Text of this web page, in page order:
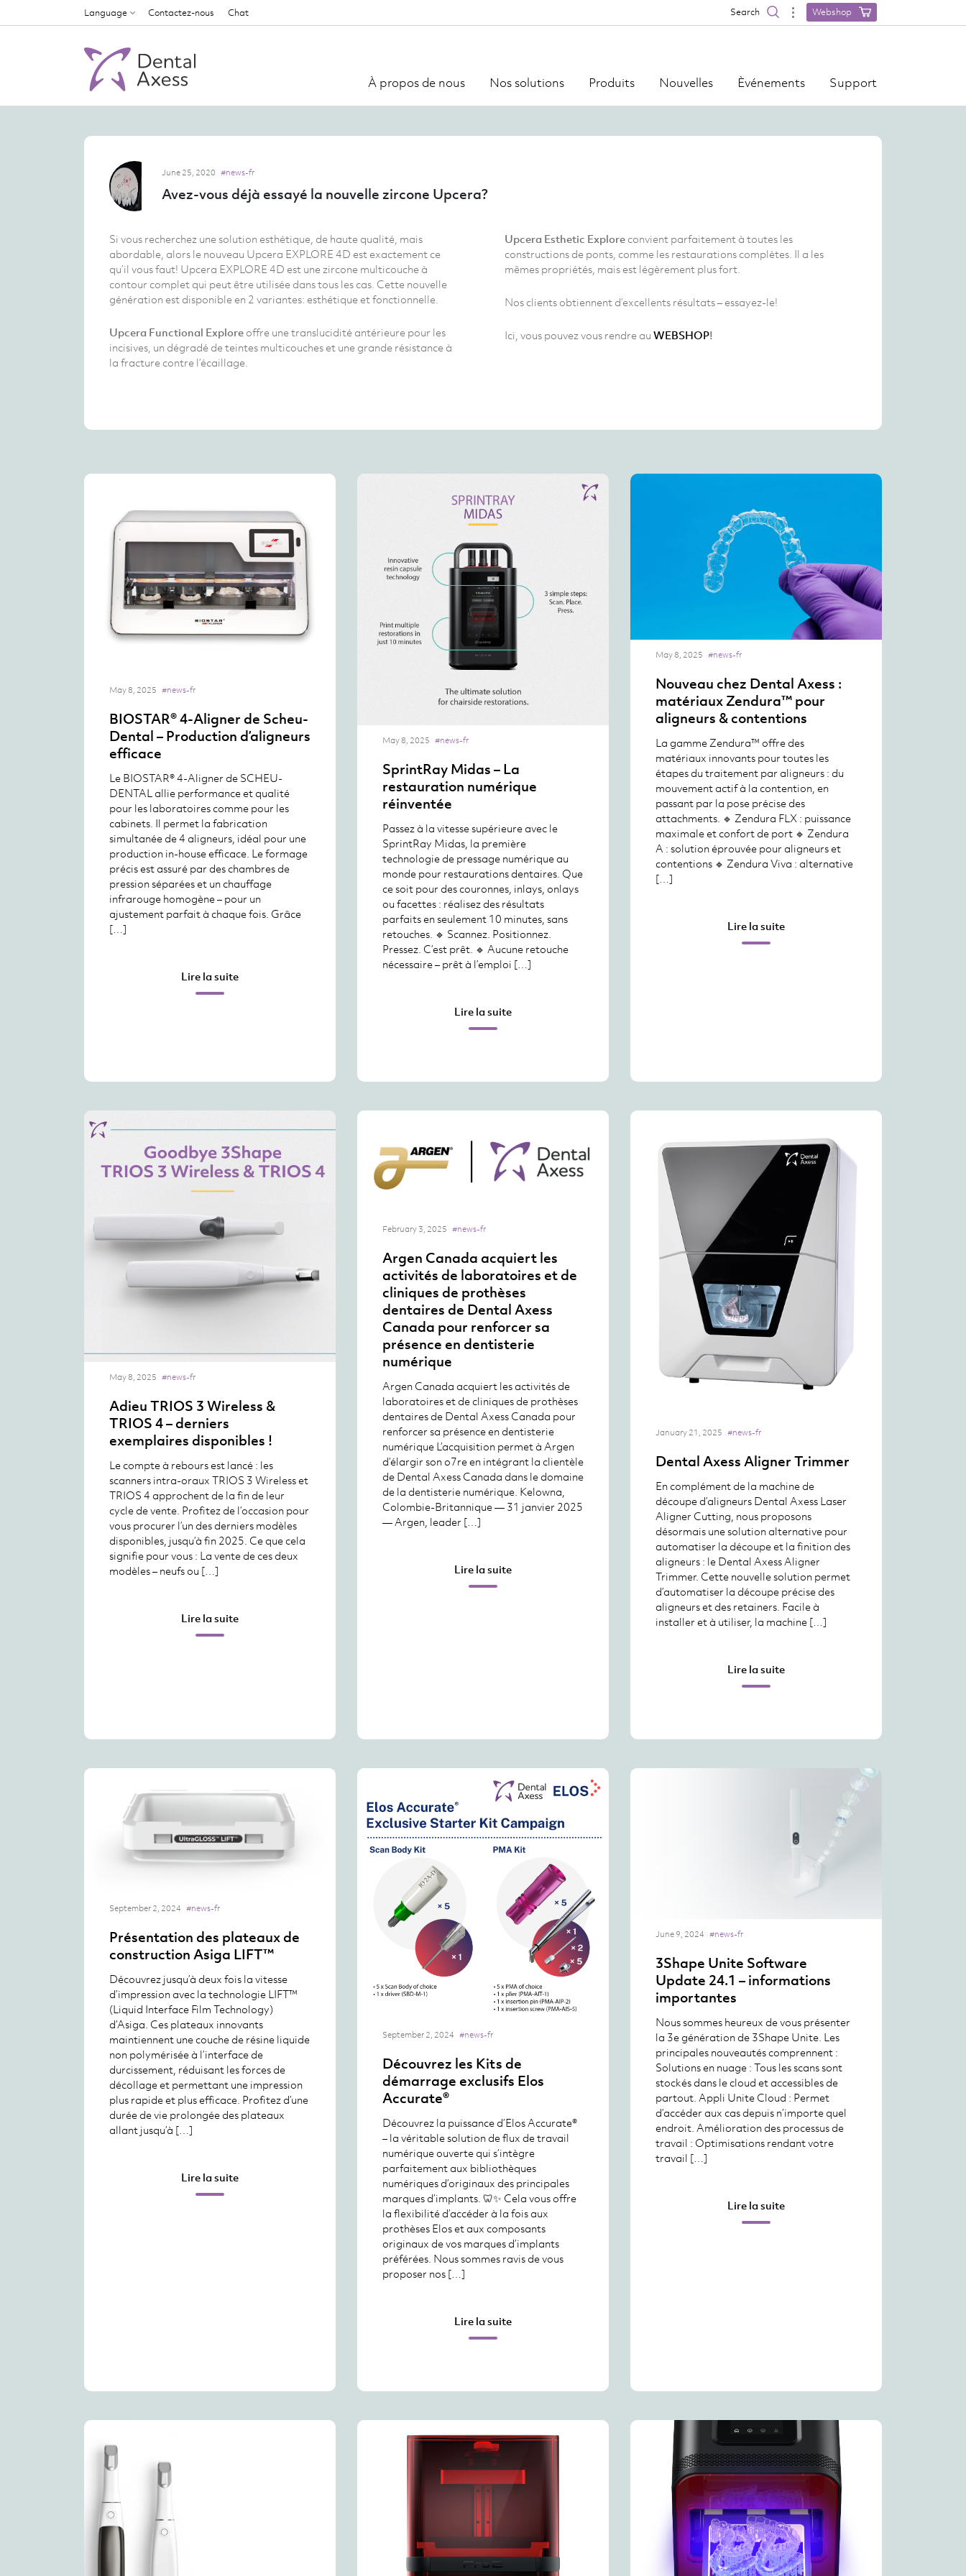
Language Contactez-nous Chat Search Webshop
À propos de nous Nos solutions Produits Nouvelles Èvénements Support
June 25, 2020 #news-fr
Avez-vous déjà essayé la nouvelle zircone Upcera?
Si vous recherchez une solution esthétique, de haute qualité, mais
abordable, alors le nouveau Upcera EXPLORE 4D est exactement ce
qu’il vous faut! Upcera EXPLORE 4D est une zircone multicouche à
contour complet qui peut être utilisée dans tous les cas. Cette nouvelle
génération est disponible en 2 variantes: esthétique et fonctionnelle.
Upcera Functional Explore offre une translucidité antérieure pour les
incisives, un dégradé de teintes multicouches et une grande résistance à
la fracture contre l’écaillage.
Upcera Esthetic Explore convient parfaitement à toutes les
constructions de ponts, comme les restaurations complètes. Il a les
mêmes propriétés, mais est légèrement plus fort.
Nos clients obtiennent d’excellents résultats – essayez-le!
Ici, vous pouvez vous rendre au WEBSHOP!
May 8, 2025 #news-fr
BIOSTAR® 4-Aligner de Scheu-
Dental – Production d’aligneurs
efficace
Le BIOSTAR® 4-Aligner de SCHEU-
DENTAL allie performance et qualité
pour les laboratoires comme pour les
cabinets. Il permet la fabrication
simultanée de 4 aligneurs, idéal pour une
production in-house efficace. Le formage
précis est assuré par des chambres de
pression séparées et un chauffage
infrarouge homogène – pour un
ajustement parfait à chaque fois. Grâce
[…]
Lire la suite
May 8, 2025 #news-fr
SprintRay Midas – La
restauration numérique
réinventée
Passez à la vitesse supérieure avec le
SprintRay Midas, la première
technologie de pressage numérique au
monde pour restaurations dentaires. Que
ce soit pour des couronnes, inlays, onlays
ou facettes : réalisez des résultats
parfaits en seulement 10 minutes, sans
retouches. 🔹 Scannez. Positionnez.
Pressez. C’est prêt. 🔹 Aucune retouche
nécessaire – prêt à l’emploi […]
Lire la suite
May 8, 2025 #news-fr
Nouveau chez Dental Axess :
matériaux Zendura™ pour
aligneurs & contentions
La gamme Zendura™ offre des
matériaux innovants pour toutes les
étapes du traitement par aligneurs : du
mouvement actif à la contention, en
passant par la pose précise des
attachments. 🔹 Zendura FLX : puissance
maximale et confort de port 🔹 Zendura
A : solution éprouvée pour aligneurs et
contentions 🔹 Zendura Viva : alternative
[…]
Lire la suite
May 8, 2025 #news-fr
Adieu TRIOS 3 Wireless &
TRIOS 4 – derniers
exemplaires disponibles !
Le compte à rebours est lancé : les
scanners intra-oraux TRIOS 3 Wireless et
TRIOS 4 approchent de la fin de leur
cycle de vente. Profitez de l’occasion pour
vous procurer l’un des derniers modèles
disponibles, jusqu’à fin 2025. Ce que cela
signifie pour vous : La vente de ces deux
modèles – neufs ou […]
Lire la suite
February 3, 2025 #news-fr
Argen Canada acquiert les
activités de laboratoires et de
cliniques de prothèses
dentaires de Dental Axess
Canada pour renforcer sa
présence en dentisterie
numérique
Argen Canada acquiert les activités de
laboratoires et de cliniques de prothèses
dentaires de Dental Axess Canada pour
renforcer sa présence en dentisterie
numérique L’acquisition permet à Argen
d’élargir son o7re en intégrant la clientèle
de Dental Axess Canada dans le domaine
de la dentisterie numérique. Kelowna,
Colombie-Britannique — 31 janvier 2025
— Argen, leader […]
Lire la suite
January 21, 2025 #news-fr
Dental Axess Aligner Trimmer
En complément de la machine de
découpe d’aligneurs Dental Axess Laser
Aligner Cutting, nous proposons
désormais une solution alternative pour
automatiser la découpe et la finition des
aligneurs : le Dental Axess Aligner
Trimmer. Cette nouvelle solution permet
d’automatiser la découpe précise des
aligneurs et des retainers. Facile à
installer et à utiliser, la machine […]
Lire la suite
September 2, 2024 #news-fr
Présentation des plateaux de
construction Asiga LIFT™
Découvrez jusqu’à deux fois la vitesse
d’impression avec la technologie LIFT™
(Liquid Interface Film Technology)
d’Asiga. Ces plateaux innovants
maintiennent une couche de résine liquide
non polymérisée à l’interface de
durcissement, réduisant les forces de
décollage et permettant une impression
plus rapide et plus efficace. Profitez d’une
durée de vie prolongée des plateaux
allant jusqu’à […]
Lire la suite
September 2, 2024 #news-fr
Découvrez les Kits de
démarrage exclusifs Elos
Accurate®
Découvrez la puissance d’Elos Accurate®
– la véritable solution de flux de travail
numérique ouverte qui s’intègre
parfaitement aux bibliothèques
numériques d’originaux des principales
marques d’implants. 🦷✨ Cela vous offre
la flexibilité d’accéder à la fois aux
prothèses Elos et aux composants
originaux de vos marques d’implants
préférées. Nous sommes ravis de vous
proposer nos […]
Lire la suite
June 9, 2024 #news-fr
3Shape Unite Software
Update 24.1 – informations
importantes
Nous sommes heureux de vous présenter
la 3e génération de 3Shape Unite. Les
principales nouveautés comprennent :
Solutions en nuage : Tous les scans sont
stockés dans le cloud et accessibles de
partout. Appli Unite Cloud : Permet
d’accéder aux cas depuis n’importe quel
endroit. Amélioration des processus de
travail : Optimisations rendant votre
travail […]
Lire la suite